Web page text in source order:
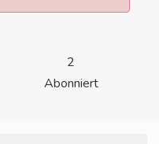
2
Abonniert